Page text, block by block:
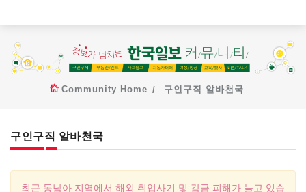
Community Home 구인구직 알바천국
구인구직 알바천국
최근 동남아 지역에서 해외 취업사기 및 감금 피해가 늘고 있습